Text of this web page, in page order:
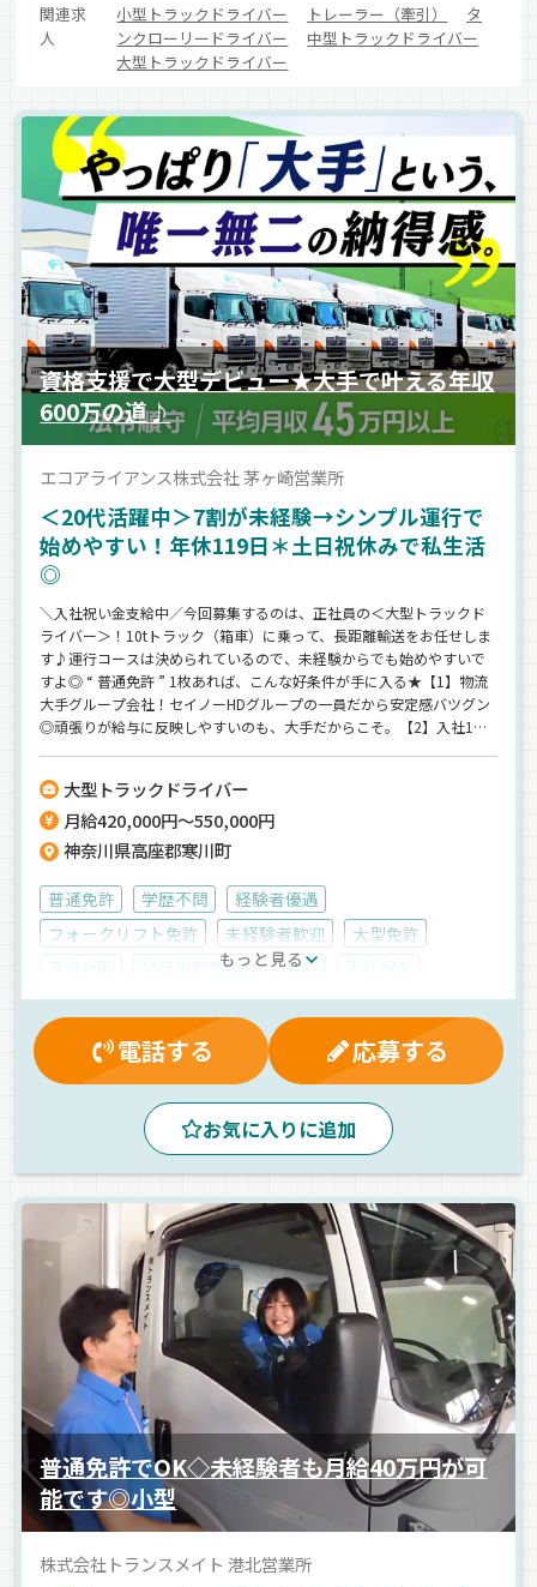
関連求
人
小型トラックドライバー トレーラー（牽引）
タ
ンクローリードライバー
中型トラックドライバー
大型トラックドライバー
資格支援で大型デビュー★大手で叶える年収
600万の道♪
エコアライアンス株式会社 茅ヶ崎営業所
＜20代活躍中＞7割が未経験→シンプル運行で
始めやすい！年休119日＊土日祝休みで私生活
◎
＼入社祝い金支給中／今回募集するのは、正社員の＜大型トラックド
ライバー＞！10tトラック（箱車）に乗って、長距離輸送をお任せしま
す♪運行コースは決められているので、未経験からでも始めやすいで
すよ◎ “ 普通免許 ” 1枚あれば、こんな好条件が手に入る★【1】物流
大手グループ会社！セイノーHDグループの一員だから安定感バツグン
◎頑張りが給与に反映しやすいのも、大手だからこそ。【2】入社1年
から、友人との予定も合わせやすい＾＾
大型トラックドライバー
月給420,000円～550,000円
神奈川県高座郡寒川町
普通免許 学歴不問
経験者優遇
フォークリフト免許
未経験者歓迎
大型免許
休日出勤割増金 昇給
マイカー通勤可
家族手当 無事故手当
交通費支給
労災保険
退職金制度 深夜手当
制服・作業着貸与
健康保険
再雇用制度 大型連休
厚生年金
残業手当 賞与 真夜中 夕方
ドライブレコーダー 手積み
ETC搭載
長距離
1人1台専用車 雑貨 箱車 正社員
もっと見る
電話する 応募する
お気に入りに追加
普通免許でOK◇未経験者も月給40万円が可
能です◎小型
株式会社トランスメイト 港北営業所